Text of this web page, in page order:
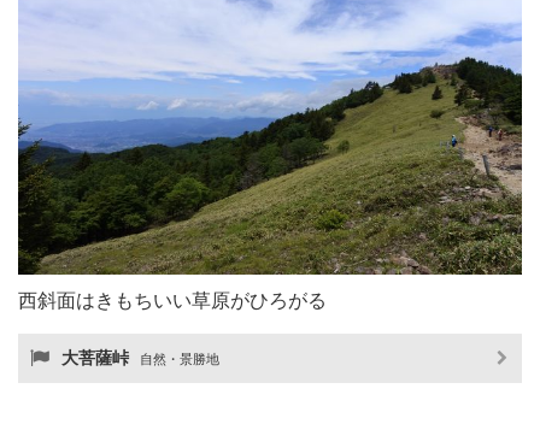
西斜面はきもちいい草原がひろがる
大菩薩峠 自然・景勝地